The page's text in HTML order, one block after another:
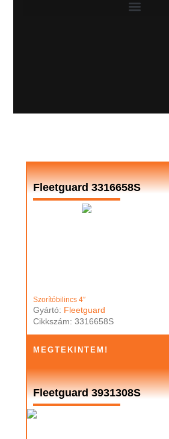
Fleetguard 3316658S
Szorítóbilincs 4″
Gyártó: Fleetguard
Cikkszám: 3316658S
MEGTEKINTEM!
Fleetguard 3931308S